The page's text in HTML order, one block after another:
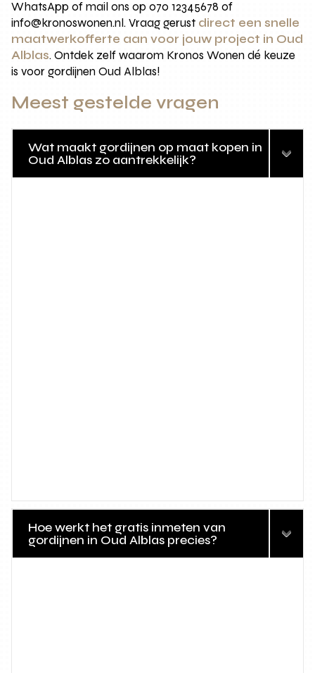
WhatsApp of mail ons op 070 12345678 of
info@kronoswonen.nl. Vraag gerust direct een snelle
maatwerkofferte aan voor jouw project in Oud
Alblas. Ontdek zelf waarom Kronos Wonen dé keuze
is voor gordijnen Oud Alblas!
Meest gestelde vragen
Wat maakt gordijnen op maat kopen in
Oud Alblas zo aantrekkelijk?
Hoe werkt het gratis inmeten van
gordijnen in Oud Alblas precies?